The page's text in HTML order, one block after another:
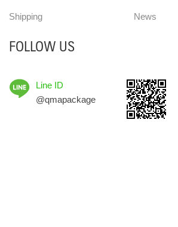
Shipping News
FOLLOW US
Line ID
@qmapackage